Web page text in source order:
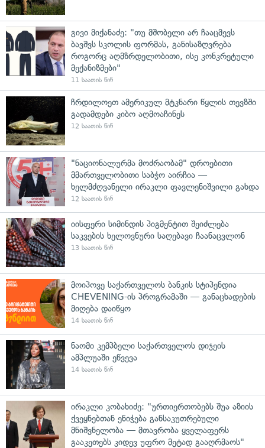
გივი მიქანაძე: "თუ მშობელი არ ჩააცმევს
ბავშვს სკოლის ფორმას, განისაზღვრება
როგორც აღმზრდელობითი, ისე კონკრეტული
მექანიზმები"
11 საათის წინ
ჩრდილოეთ ამერიკულ მტკნარი წყლის თევზში
გადამდები კიბო აღმოაჩინეს
12 საათის წინ
"ნაციონალურმა მოძრაობამ" დროებითი
მმართველობითი საბჭო აირჩია —
ხელმძღვანელი ირაკლი ფავლენიშვილი გახდა
12 საათის წინ
იისფერი სიმინდის პიგმენტით შეიძლება
საკვების ხელოვნური საღებავი ჩაანაცვლონ
13 საათის წინ
მოიპოვე საქართველოს ბანკის სტიპენდია
CHEVENING-ის პროგრამაში — განაცხადების
მიღება დაიწყო
14 საათის წინ
ნაომი კემპბელი საქართველოს დიჯეის
ამპლუაში ეწვევა
14 საათის წინ
ირაკლი კობახიძე: "ურთიერთობებს შუა აზიის
ქვეყნებთან ენიჭება განსაკუთრებული
მნიშვნელობა — მთავრობა ყველაფერს
გააკეთებს კიდევ უფრო მეტად გააღრმაოს"